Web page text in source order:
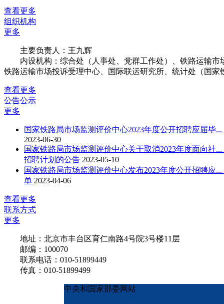
查看更多
组织机构
更多
主要负责人：王九辉
内设机构：综合处（人事处、党群工作处）、铁路运输市
铁路运输市场投诉受理中心、国际联运研究所、统计处（国家
查看更多
公告公示
更多
国家铁路局市场监测评价中心2023年度公开招聘应届毕...
2023-06-30
国家铁路局市场监测评价中心关于取消2023年度面向社...
招聘计划的公告 2023-05-10
国家铁路局市场监测评价中心发布2023年度公开招聘应...
单 2023-04-06
查看更多
联系方式
更多
地址：北京市丰台区育仁南路4号院3号楼11层
邮编：100070
联系电话：010-51899449
传真：010-51899499
中央和国家部委网站